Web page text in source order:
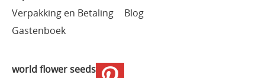
Verpakking en Betaling
Blog
Gastenboek
world flower seeds